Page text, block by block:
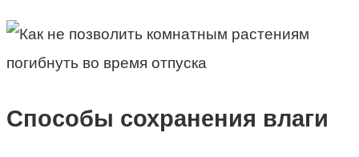
Способы сохранения влаги